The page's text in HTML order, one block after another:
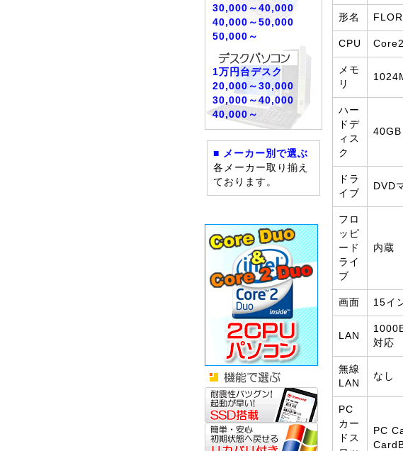
30,000～40,000
40,000～50,000
50,000～
1万円台デスク
20,000～30,000
30,000～40,000
40,000～
■ メーカー別で選ぶ
各メーカー取り揃え
ております。
形名
CPU
メモ
リ
ハー
ドデ
ィス
ク
40GB
ドラ
イブ
DVD
フロ
ッピ
ード
ライ
ブ
内蔵
画面 15イ
LAN
対応
無線
LAN
なし
PC
カー
ドス
PC